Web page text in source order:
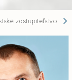
zastupiteľstvo